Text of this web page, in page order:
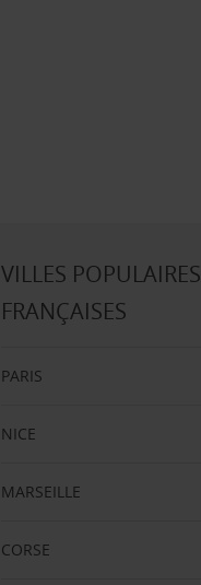
VILLES POPULAIRES
FRANÇAISES
PARIS
NICE
MARSEILLE
CORSE